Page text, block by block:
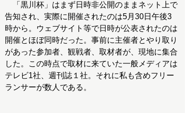
「黒川杯」はまず日時非公開のままネット上で
告知され、実際に開催されたのは5月30日午後3
時から。ウェブサイト等で日時が公表されたのは
開催とほぼ同時だった。事前に主催者とやり取り
があった参加者、観戦者、取材者が、現地に集合
した。この時点で取材に来ていた一般メディアは
テレビ1社、週刊誌１社。それに私も含めフリー
ランサーが数人である。